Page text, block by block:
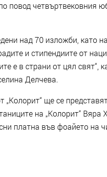
повод четвъртвековния
над 70 изложби, като
и стипендиите от
е в страни от цял свят“,
Делчева.
„Колорит“ ще се
на „Колорит“
платна във фоайето на